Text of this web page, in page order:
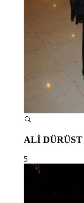
ALİ DÜRÜST
5